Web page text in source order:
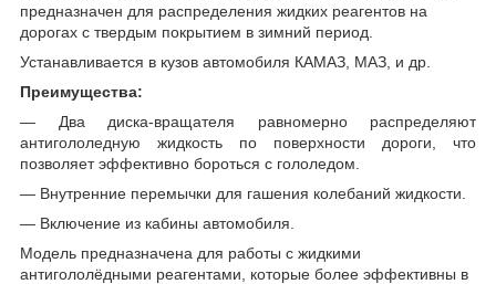
предназначен для распределения жидких реагентов на
дорогах с твердым покрытием в зимний период.
Устанавливается в кузов автомобиля КАМАЗ, МАЗ, и др.
Преимущества:
— Два диска-вращателя равномерно распределяют
антигололедную жидкость по поверхности дороги, что
позволяет эффективно бороться с гололедом.
— Внутренние перемычки для гашения колебаний жидкости.
— Включение из кабины автомобиля.
Модель предназначена для работы с жидкими
антигололёдными реагентами, которые более эффективны в